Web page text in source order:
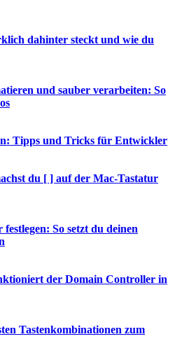
dahinter steckt und wie du
und sauber verarbeiten: So
Tipps und Tricks für Entwickler
du [ ] auf der Mac-Tastatur
So setzt du deinen
der Domain Controller in
Tastenkombinationen zum